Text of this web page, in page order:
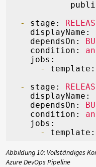
-
stage:
displayName:
dependsOn:
condition:
jobs:
-
template:
-
stage:
displayName:
dependsOn:
condition:
jobs:
-
template:
Abbildung 10: Vollständiges
Azure DevOps Pipeline